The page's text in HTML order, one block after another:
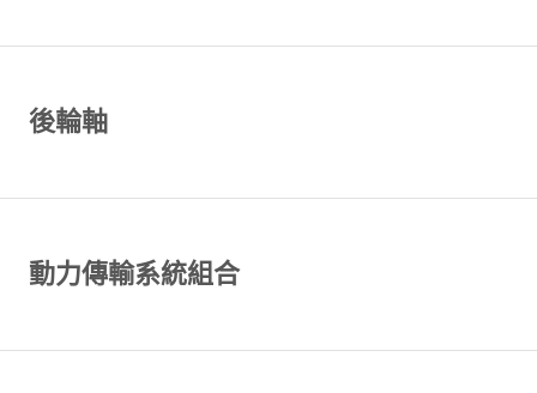
後輪軸
動力傳輸系統組合